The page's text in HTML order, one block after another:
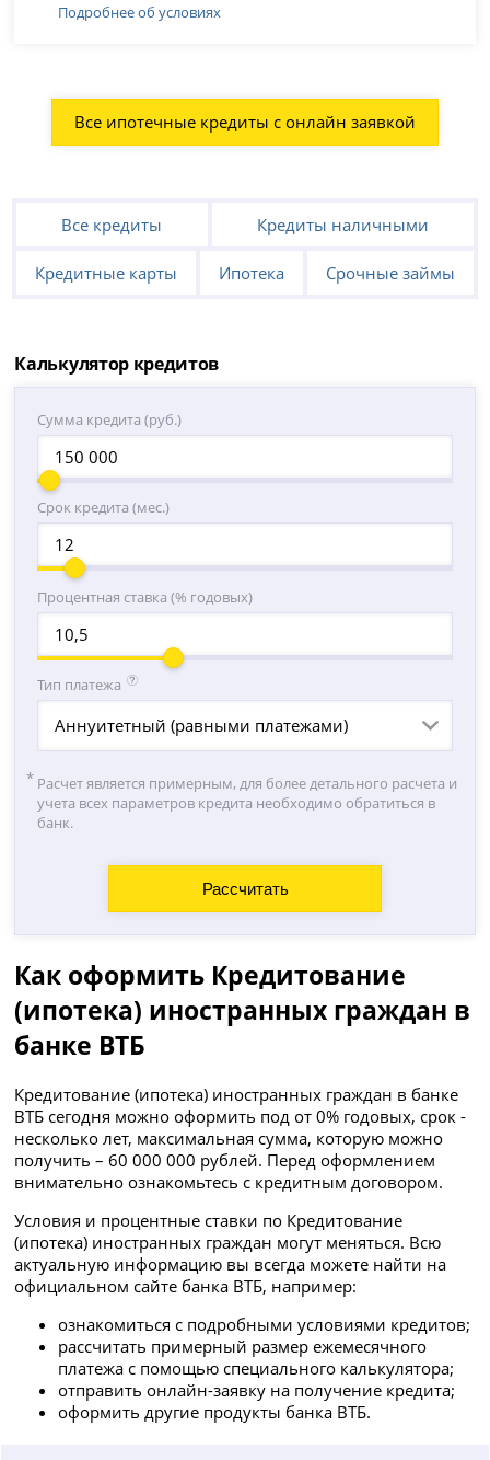
Подробнее об условиях
Все ипотечные кредиты с онлайн заявкой
Все кредиты Кредиты наличными
Кредитные карты Ипотека Срочные займы
Калькулятор кредитов
Сумма кредита (руб.)
Срок кредита (мес.)
Процентная ставка (% годовых)
Тип платежа
Аннуитетный (равными платежами)
Расчет является примерным, для более детального расчета и
учета всех параметров кредита необходимо обратиться в
банк.
Как оформить Кредитование
(ипотека) иностранных граждан в
банке ВТБ
Кредитование (ипотека) иностранных граждан в банке
ВТБ сегодня можно оформить под от 0% годовых, срок -
несколько лет, максимальная сумма, которую можно
получить – 60 000 000 рублей. Перед оформлением
внимательно ознакомьтесь с кредитным договором.
Условия и процентные ставки по Кредитование
(ипотека) иностранных граждан могут меняться. Всю
актуальную информацию вы всегда можете найти на
официальном сайте банка ВТБ, например:
ознакомиться с подробными условиями кредитов;
рассчитать примерный размер ежемесячного
платежа с помощью специального калькулятора;
отправить онлайн-заявку на получение кредита;
оформить другие продукты банка ВТБ.